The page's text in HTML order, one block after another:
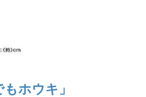
もホウキ 」